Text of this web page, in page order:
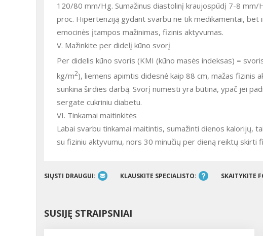
120/80 mm/Hg. Sumažinus diastolinį kraujospūdį 7-8
proc. Hipertenziją gydant svarbu ne tik medikamentai,
emocinės įtampos mažinimas, fizinis aktyvumas.
V. Mažinkite per didelį kūno svorį
Per didelis kūno svoris (KMI (kūno masės indeksas) =
kg/m2), liemens apimtis didesnė kaip 88 cm, mažas fizinis
sunkina širdies darbą. Svorį numesti yra būtina, ypač jei
sergate cukriniu diabetu.
VI. Tinkamai maitinkitės
Labai svarbu tinkamai maitintis, sumažinti dienos kalorijų,
su fiziniu aktyvumu, nors 30 minučių per dieną reiktų skirti
SIŲSTI DRAUGUI: KLAUSKITE SPECIALISTO: SKAITYKITE
SUSIJĘ STRAIPSNIAI